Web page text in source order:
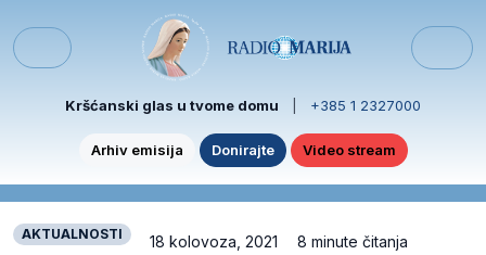
Menu
Kršćanski glas u tvome domu +385 1 2327000
Arhiv emisija Donirajte Video stream
AKTUALNOSTI 18 kolovoza, 2021 8 minute čitanja